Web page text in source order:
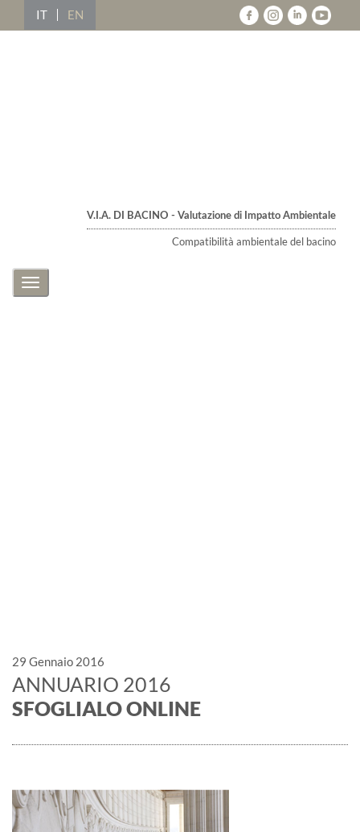
IT EN
V.I.A. DI BACINO - Valutazione di Impatto Ambientale
Compatibilità ambientale del bacino
Toggle
29 Gennaio 2016
ANNUARIO 2016
SFOGLIALO ONLINE